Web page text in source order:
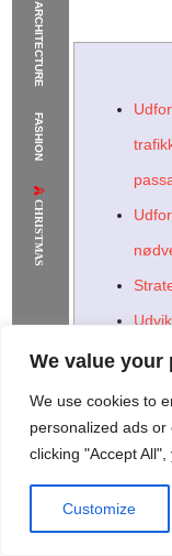
We value your
We use cookies to
personalized ads
clicking "Accept
Customize
ARCHITECTURE
FASHION
CHRISTMAS
Rome Project
The